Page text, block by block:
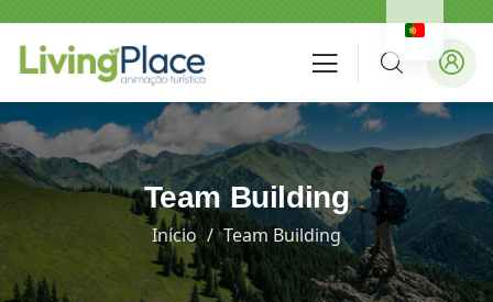
Team Building
Início Team Building